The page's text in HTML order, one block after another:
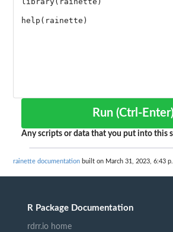
Run (Ctrl-Enter)
Any scripts or data that you put into this
rainette documentation built on March 31, 2023, 6:43
R Package Documentation
rdrr.io home